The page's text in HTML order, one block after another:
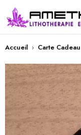
Accueil › Carte Cadeau